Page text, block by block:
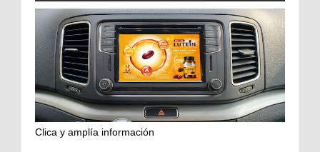
Clica y amplía información